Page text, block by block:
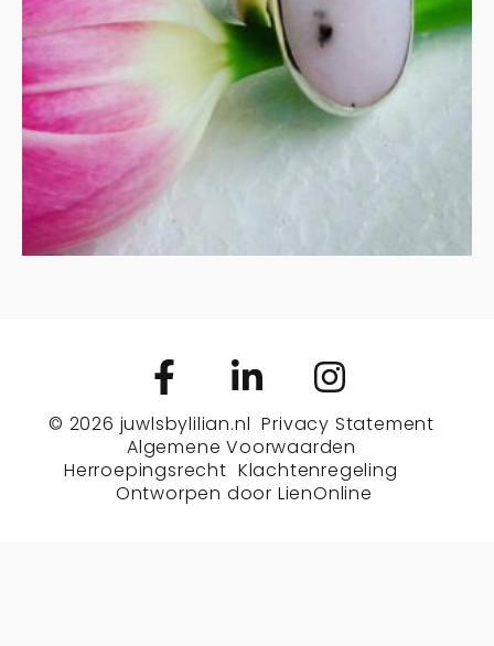
€145.00
MEER INFORMATIE
© 2026 juwlsbylilian.nl Privacy Statement
Algemene Voorwaarden
Herroepingsrecht Klachtenregeling
Ontworpen door LienOnline